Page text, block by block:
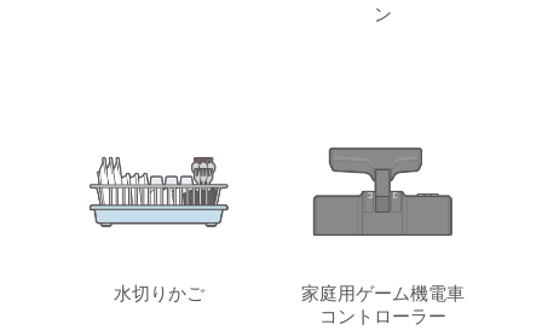
ン
水切りかご
家庭用ゲーム機電車
コントローラー